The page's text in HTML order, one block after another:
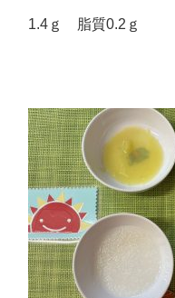
1.4ｇ 脂質0.2ｇ